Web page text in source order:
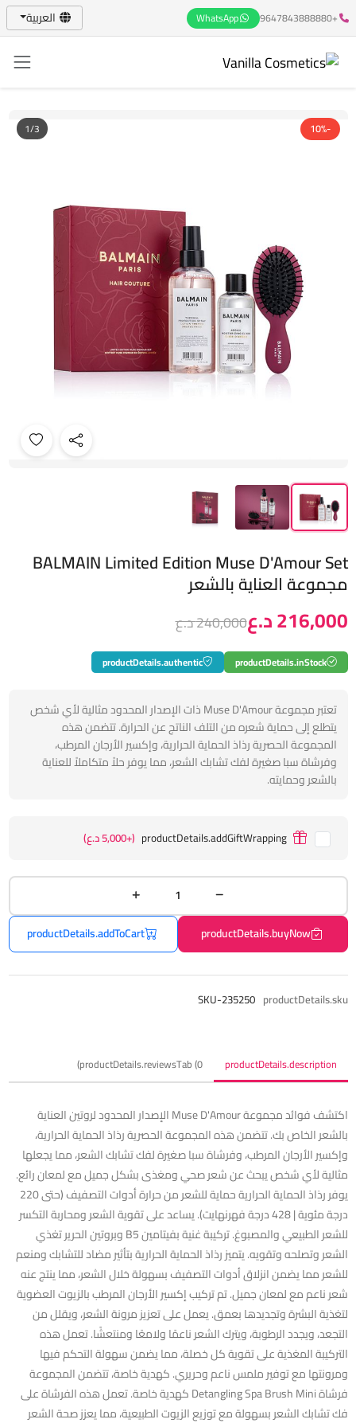
+9647843888880
WhatsApp العربية
1/3 -10%
BALMAIN Limited Edition Muse D'Amour Set
مجموعة العناية بالشعر
216,000 د.ع 240,000 د.ع
productDetails.inStock
productDetails.authentic
تعتبر مجموعة Muse D'Amour ذات الإصدار المحدود مثالية لأي شخص
يتطلع إلى حماية شعره من التلف الناتج عن الحرارة. تتضمن هذه
المجموعة الحصرية رذاذ الحماية الحرارية، وإكسير الأرجان المرطب،
وفرشاة سبا صغيرة لفك تشابك الشعر، مما يوفر حلاً متكاملاً للعناية
بالشعر وحمايته.
productDetails.addGiftWrapping (+5,000 د.ع)
productDetails.buyNow
productDetails.addToCart
productDetails.sku
SKU-235250
productDetails.description
productDetails.reviewsTab (0)
اكتشف فوائد مجموعة Muse D'Amour الإصدار المحدود لروتين العناية
بالشعر الخاص بك. تتضمن هذه المجموعة الحصرية رذاذ الحماية الحرارية،
وإكسير الأرجان المرطب، وفرشاة سبا صغيرة لفك تشابك الشعر، مما يجعلها
مثالية لأي شخص يبحث عن شعر صحي ومغذى بشكل جميل مع لمعان رائع.
يوفر رذاذ الحماية الحرارية حماية للشعر من حرارة أدوات التصفيف (حتى 220
درجة مئوية | 428 درجة فهرنهايت). يساعد على تقوية الشعر ومحاربة التكسر
للشعر الطبيعي والمصبوغ. تركيبة غنية بفيتامين B5 وبروتين الحرير تغذي
الشعر وتصلحه وتقويه. يتميز رذاذ الحماية الحرارية بتأثير مضاد للتشابك ومنعم
للشعر مما يضمن انزلاق أدوات التصفيف بسهولة خلال الشعر، مما ينتج عنه
شعر ناعم مع لمعان جميل. تم تركيب إكسير الأرجان المرطب بالزيوت العضوية
لتغذية البشرة وتجديدها بعمق. يعمل على تعزيز مرونة الشعر، ويقلل من
التجعد، ويجدد الرطوبة، ويترك الشعر ناعمًا ولامعًا ومنتعشًا. تعمل هذه
التركيبة المغذية على تقوية كل خصلة، مما يضمن سهولة التحكم فيها
ومرونتها مع توفير ملمس ناعم وحريري. كهدية خاصة، تتضمن المجموعة
فرشاة Detangling Spa Brush Mini كهدية خاصة. تعمل هذه الفرشاة على
فك تشابك الشعر بسهولة مع توزيع الزيوت الطبيعية، مما يعزز صحة الشعر